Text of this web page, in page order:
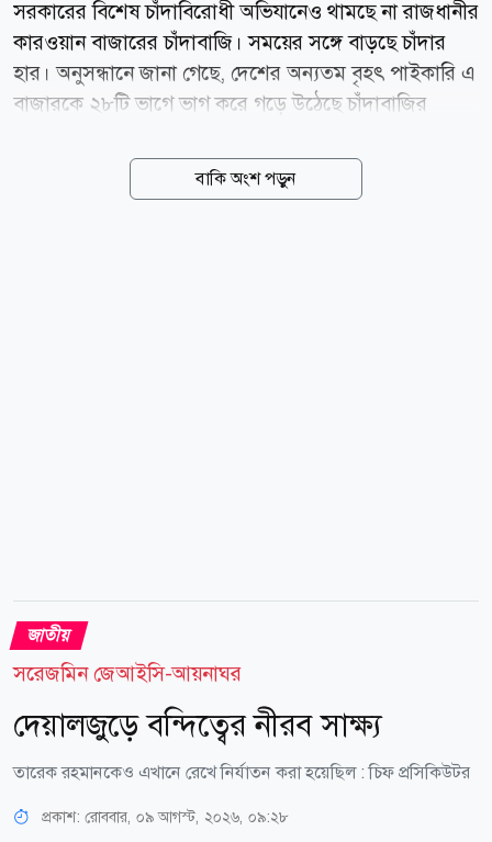
সরকারের বিশেষ চাঁদাবিরোধী অভিযানেও থামছে না রাজধানীর
কারওয়ান বাজারের চাঁদাবাজি। সময়ের সঙ্গে বাড়ছে চাঁদার
হার। অনুসন্ধানে জানা গেছে, দেশের অন্যতম বৃহৎ পাইকারি এ
বাজারকে ২৮টি ভাগে ভাগ করে গড়ে উঠেছে চাঁদাবাজির
সিএনজিচালিত অটোরিকশা ও মাইক্রোস্ট্যান্ডসহ বিভিন্ন খাত
থেকে দিনরাত মিলিয়ে কোটি টাকা আদায়ের অভিযোগ রয়েছে।
বাকি অংশ পড়ুন
জাতীয়
সরেজমিন জেআইসি-আয়নাঘর
দেয়ালজুড়ে বন্দিত্বের নীরব সাক্ষ্য
তারেক রহমানকেও এখানে রেখে নির্যাতন করা হয়েছিল : চিফ প্রসিকিউটর
প্রকাশ: রোববার, ০৯ আগস্ট, ২০২৬, ০৯:২৮